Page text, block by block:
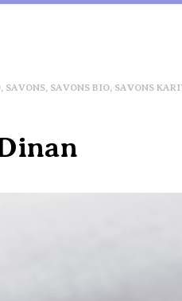
, SAVONS, SAVONS BIO, SAVONS